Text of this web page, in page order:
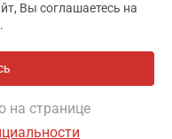
Вы соглашаетесь на
на странице